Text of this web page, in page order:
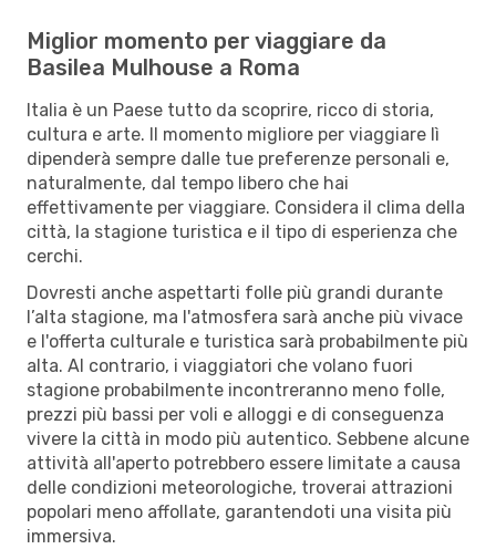
Miglior momento per viaggiare da
Basilea Mulhouse a Roma
Italia è un Paese tutto da scoprire, ricco di storia,
cultura e arte. Il momento migliore per viaggiare lì
dipenderà sempre dalle tue preferenze personali e,
naturalmente, dal tempo libero che hai
effettivamente per viaggiare. Considera il clima della
città, la stagione turistica e il tipo di esperienza che
cerchi.
Dovresti anche aspettarti folle più grandi durante
l’alta stagione, ma l'atmosfera sarà anche più vivace
e l'offerta culturale e turistica sarà probabilmente più
alta. Al contrario, i viaggiatori che volano fuori
stagione probabilmente incontreranno meno folle,
prezzi più bassi per voli e alloggi e di conseguenza
vivere la città in modo più autentico. Sebbene alcune
attività all'aperto potrebbero essere limitate a causa
delle condizioni meteorologiche, troverai attrazioni
popolari meno affollate, garantendoti una visita più
immersiva.